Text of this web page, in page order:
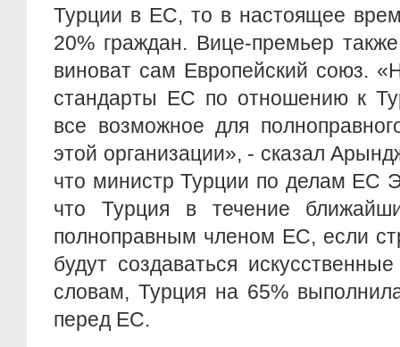
Турции в ЕС, то в настоящее
20% граждан. Вице-премьер
виноват сам Европейский союз.
стандарты ЕС по отношению к
все возможное для
этой организации», - сказал
что министр Турции по делам ЕС
что Турция в течение
полноправным членом ЕС, если
будут создаваться
словам, Турция на 65%
перед ЕС.